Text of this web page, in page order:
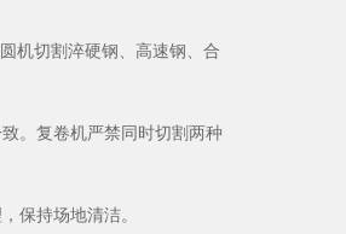
机切割淬硬钢、高速钢、合
。复卷机严禁同时切割两种
保持场地清洁。